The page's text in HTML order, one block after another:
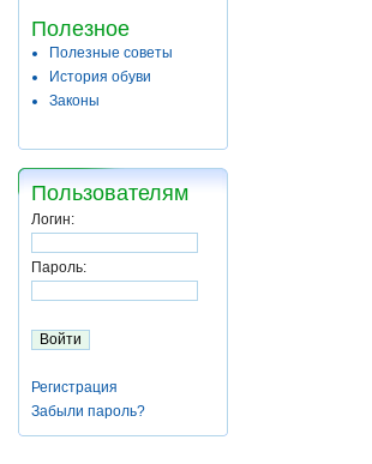
Полезное
Полезные советы
История обуви
Законы
Пользователям
Логин:
Пароль:
Регистрация
Забыли пароль?